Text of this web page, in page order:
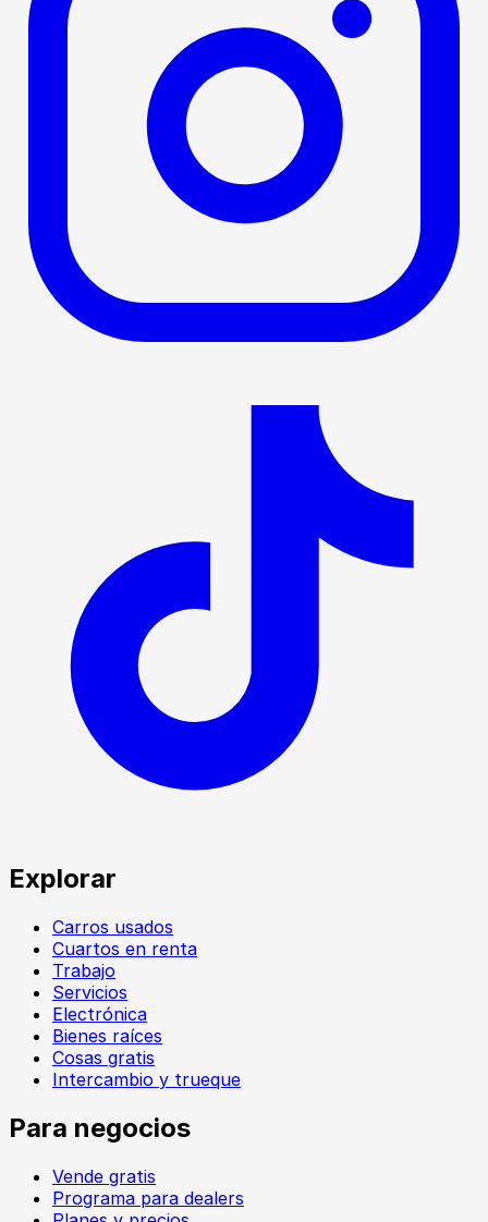
Explorar
Carros usados
Cuartos en renta
Trabajo
Servicios
Electrónica
Bienes raíces
Cosas gratis
Intercambio y trueque
Para negocios
Vende gratis
Programa para dealers